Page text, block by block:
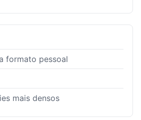
formato pessoal
mais densos